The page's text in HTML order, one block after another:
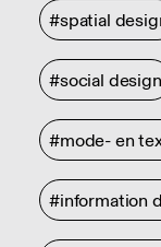
#spatial
#social design
#mode- en
#information